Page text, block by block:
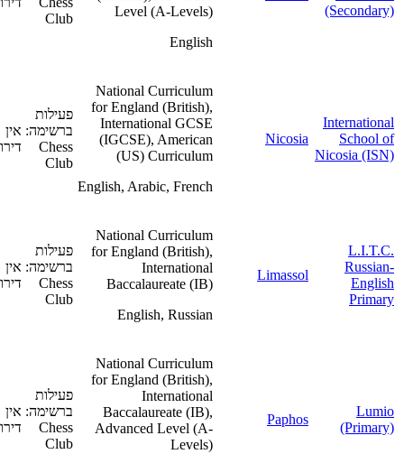
(Secondary)
Level (A-Levels)
English
Club
International
School of
Nicosia (ISN)
Nicosia
National Curriculum
for England (British),
International GCSE
(IGCSE), American
(US) Curriculum
English, Arabic, French
פעילות
ברשימה:
Chess
Club
אין
דירוג
L.I.T.C.
Russian-
English
Primary
Limassol
National Curriculum
for England (British),
International
Baccalaureate (IB)
English, Russian
פעילות
ברשימה:
Chess
Club
אין
דירוג
Lumio
(Primary)
Paphos
National Curriculum
for England (British),
International
Baccalaureate (IB),
Advanced Level (A-
Levels)
פעילות
ברשימה:
Chess
Club
אין
דירוג